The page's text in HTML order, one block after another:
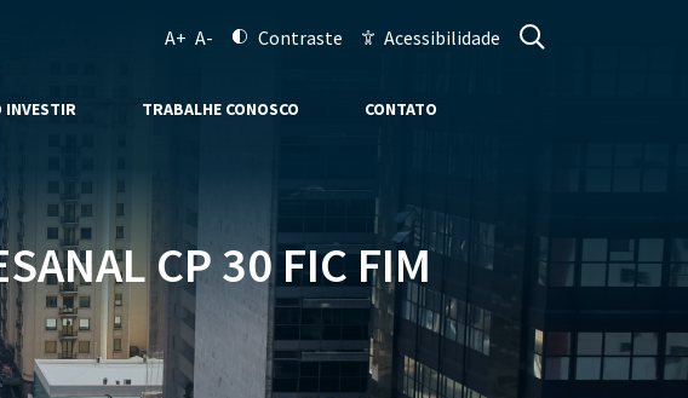
A+ A- Contraste Acessibilidade
INVESTIR TRABALHE CONOSCO CONTATO
CP 30 FIC FIM